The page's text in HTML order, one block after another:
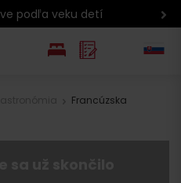
podľa veku detí
Francúzska